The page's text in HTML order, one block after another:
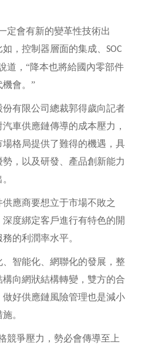
定會有新的變革性技術出
，控制器層面的集成、 SOC
道，“降本也將給國內零部件
會。”
有限公司總裁郭得歲向記者
車供應鏈傳導的成本壓力，
格局提供了難得的機遇，具
，以及研發、產品創新能力
應商要想立于市場不敗之
度綁定客戶進行有特色的開
的利潤率水平。
智能化、網聯化的發展，整
向網狀結構轉變，雙方的合
好供應鏈風險管理也是減小
。
競爭壓力，勢必會傳導至上